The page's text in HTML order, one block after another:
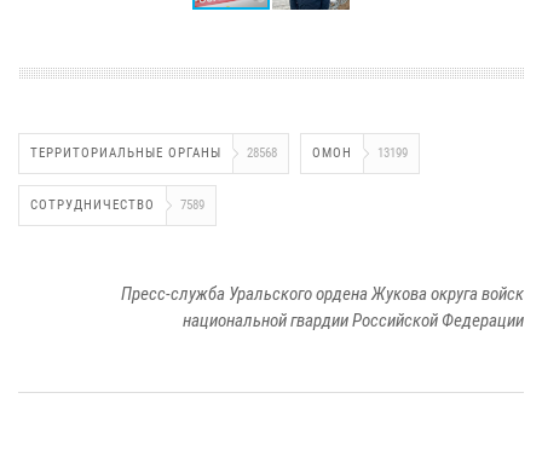
ТЕРРИТОРИАЛЬНЫЕ ОРГАНЫ 28568 ОМОН 13199
СОТРУДНИЧЕСТВО 7589
Пресс-служба Уральского ордена Жукова округа войск
национальной гвардии Российской Федерации